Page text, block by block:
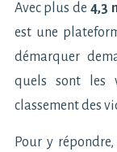
Avec plus de4,3
est une
démarquer
quels sont les
classement des
Pour y répondre,